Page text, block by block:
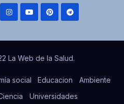
La Web de la Salud.
social Educacion
Ambiente
Universidades